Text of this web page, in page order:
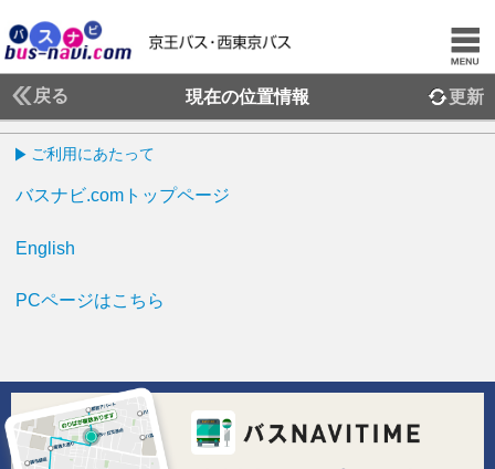
戻る 現在の位置情報 更新
ご利用にあたって
バスナビ.comトップページ
English
PCページはこちら